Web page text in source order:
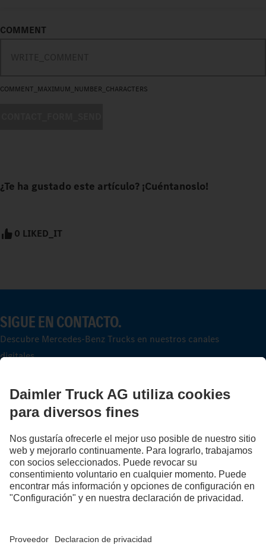
COMMENT
COMMENT_MAXIMUM_NUMBER_CHARACTERS
¿Te ha gustado este artículo? ¡Cuéntanoslo!
0 LIKED_IT
SIGUE EN CONTACTO.
Descubre Mercedes‑Benz Trucks en nuestros canales
digitales.
FOLLOW THE ROADSTARS.
Intercambia ahora experiencias con otras camioneras y
camioneros.
Súbete a bordo.